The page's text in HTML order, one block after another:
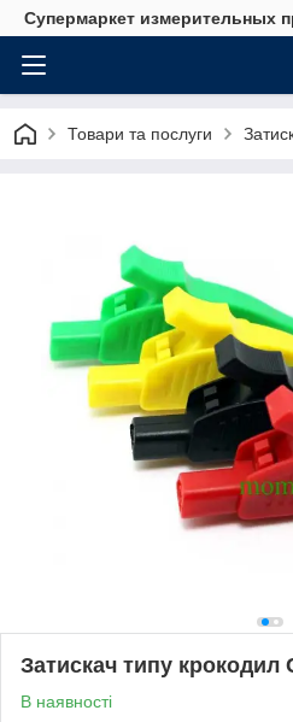
Супермаркет измерительных
Товари та послуги
Затискач типу крокодил
В наявності